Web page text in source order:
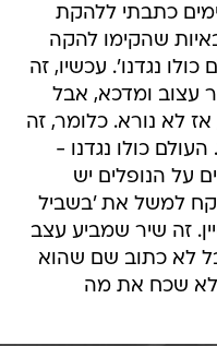
כתבתי ללהקת
שהקימו להקה
נגדנו'. עכשיו, זה
עצוב ומדכא, אבל
לא נורא. כלומר, זה
כולו נגדנו -
על הנופלים יש
קח למשל את 'בשביל
זה שיר שמביע עצב
לא כתוב שם שהוא
לא שכח את מה